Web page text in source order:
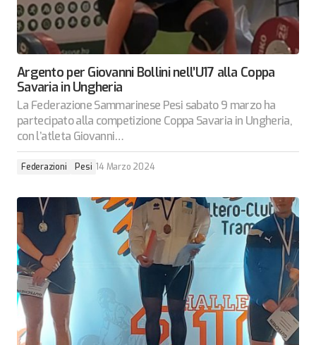
Argento per Giovanni Bollini nell’U17 alla Coppa
Savaria in Ungheria
La Federazione Sammarinese Pesi sabato 9 marzo ha
partecipato alla competizione Coppa Savaria in Ungheria,
con l’atleta Giovanni…
Federazioni Pesi 14 Marzo 2024